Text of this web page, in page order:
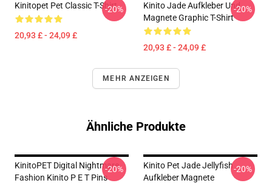
Kinitopet Pet Classic T-Shirt
20,93 £ - 24,09 £
-20%
Kinito Jade Aufkleber Und
Magnete Graphic T-Shirt
20,93 £ - 24,09 £
-20%
MEHR ANZEIGEN
Ähnliche Produkte
KinitoPET Digital Nightmare
Fashion Kinito P E T Pins
-20%
Kinito Pet Jade Jellyfish
Aufkleber Magnete
-20%